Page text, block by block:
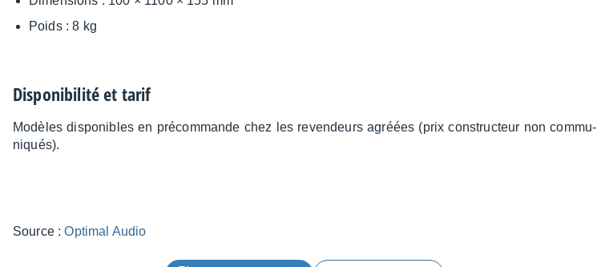
Poids : 8 kg
Dispo­ni­bi­lité et tarif
Modèles dispo­nibles en précom­mande chez les reven­deurs agréées (prix construc­teur non commu­
niqués).
Source :Opti­mal Audio